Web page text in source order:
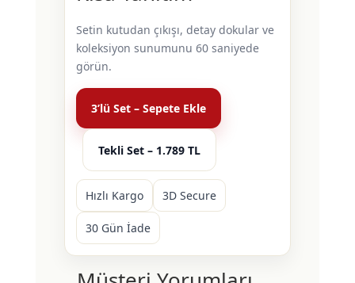
Setin kutudan çıkışı, detay dokular ve
koleksiyon sunumunu 60 saniyede
görün.
3’lü Set – Sepete Ekle
Tekli Set – 1.789 TL
Hızlı Kargo 3D Secure
30 Gün İade